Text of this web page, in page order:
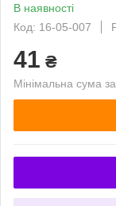
В наявності
Код: 16-05-007
41 ₴
Мінімальна сума